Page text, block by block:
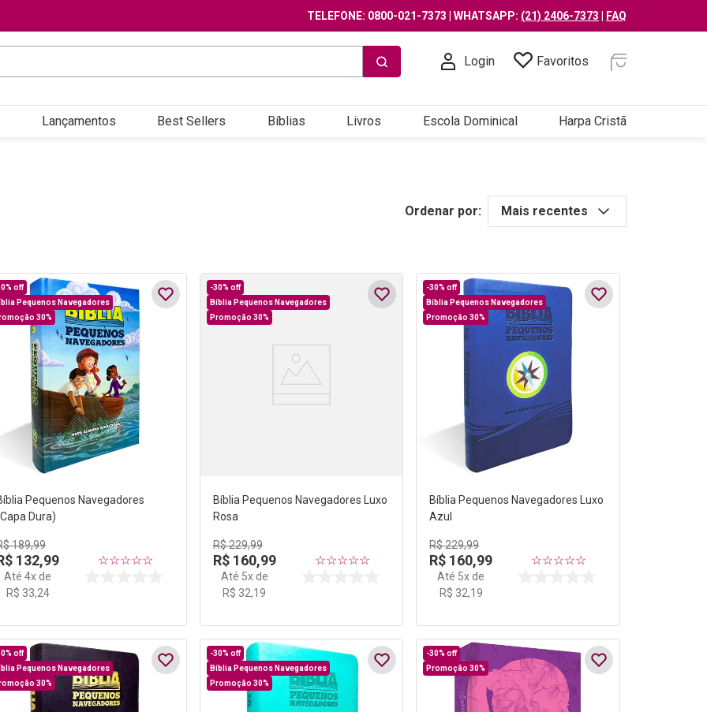
TELEFONE: 0800-021-7373 | WHATSAPP: (21) 2406-7373 FAQ
Login Favoritos
Lançamentos Best Sellers Bíblias Livros Escola Dominical Harpa Cristã
Ordenar por: Mais recentes
off
Pequenos Navegadores
30%
Pequenos Navegadores
Dura)
189,99
132,99
Até 4x de
R$ 33,24
☆☆☆☆☆
-30% off
Bíblia Pequenos Navegadores
Promoção 30%
Bíblia Pequenos Navegadores Luxo
Rosa
R$229,99
R$ 160,99
Até 5x de
R$ 32,19
☆☆☆☆☆
-30% off
Bíblia Pequenos Navegadores
Promoção 30%
Bíblia Pequenos Navegadores Luxo
Azul
R$229,99
R$ 160,99
Até 5x de
R$ 32,19
☆☆☆☆☆
off
Pequenos Navegadores
30%
-30% off
Bíblia Pequenos Navegadores
Promoção 30%
-30% off
Promoção 30%